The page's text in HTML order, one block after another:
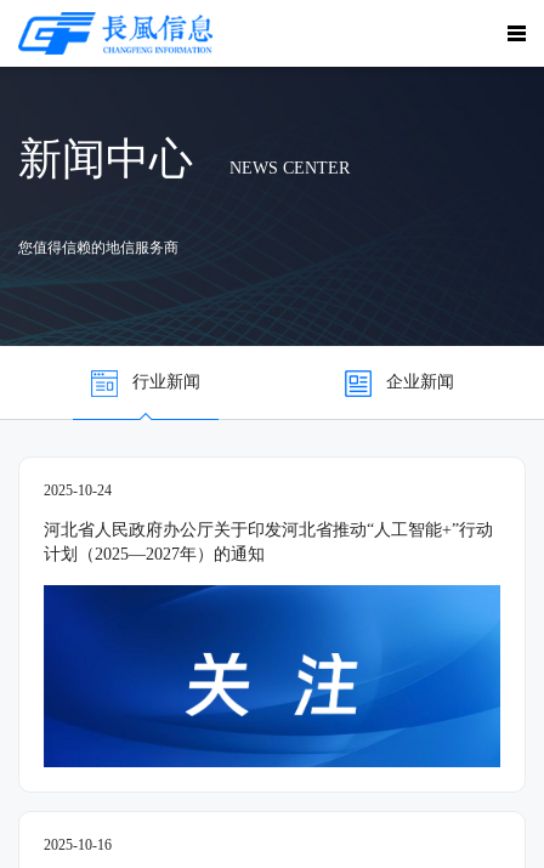
新闻中心 NEWS CENTER
您值得信赖的地信服务商
行业新闻 企业新闻
2025-10-24
河北省人民政府办公厅关于印发河北省推动“人工智能+”行动
计划（2025—2027年）的通知
2025-10-16